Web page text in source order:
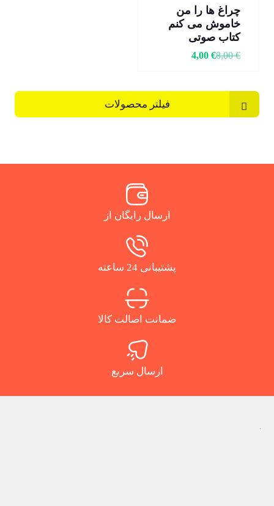
چراغ ها را من
خاموش می کنم
کتاب صوتی
8,00€
4,00 €
فیلتر محصولات
ارسال رایگان از
پشتیبانی 24 ساعته
ضمانت اصالت کالا
ارسال سریع
.